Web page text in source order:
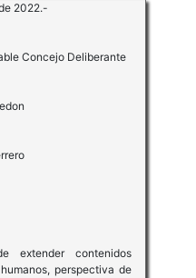
2022.-
Concejo Deliberante
extender contenidos
perspectiva de